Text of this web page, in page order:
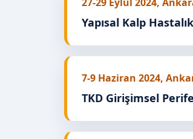
Yapısal Kalp
7-9 Haziran 2024,
TKD Girişimsel